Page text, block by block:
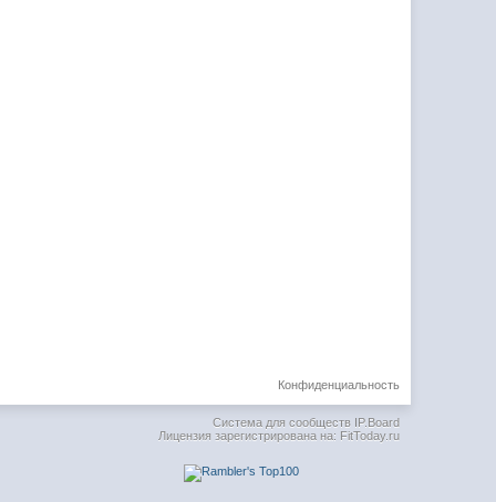
Конфиденциальность
Система для сообществ IP.Board
Лицензия зарегистрирована на: FitToday.ru